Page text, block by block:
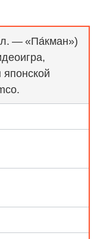
— «Па́кман»)
японской